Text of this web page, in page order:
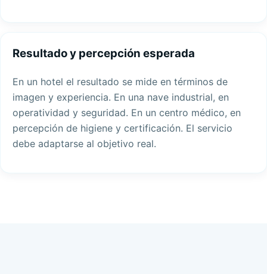
Resultado y percepción esperada
En un hotel el resultado se mide en términos de
imagen y experiencia. En una nave industrial, en
operatividad y seguridad. En un centro médico, en
percepción de higiene y certificación. El servicio
debe adaptarse al objetivo real.